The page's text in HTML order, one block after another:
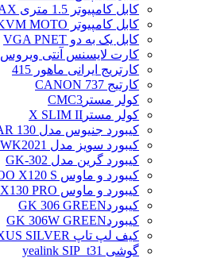
کابل کامپیوتر 1.5 متری TR MAX
کابل کامپیوتر M1.5 HDMI VGA KVM MOTO
کابل یک به دو VGA PNET
کارت لایسنس آنتی ویروس ESET
کارتریج ایرانی ماهور 415
کارتیج 737 CANON
کولر مسترCMC3
کولر مسترX SLIM II
کیبورد جنیوس مدل SLIM-STAR 130
کیبورد سویز مدل SWK2021
کیبورد گرین مدل GK-302
کیبورد و ماوس RAPOO X120 S
کیبورد و ماوس RAPOO X130 PRO
کیبوردGK 306 GREEN
کیبوردGK 306W GREEN
کیف لپ تاپ REXUS SILVER
گوشی yealink SIP_t31